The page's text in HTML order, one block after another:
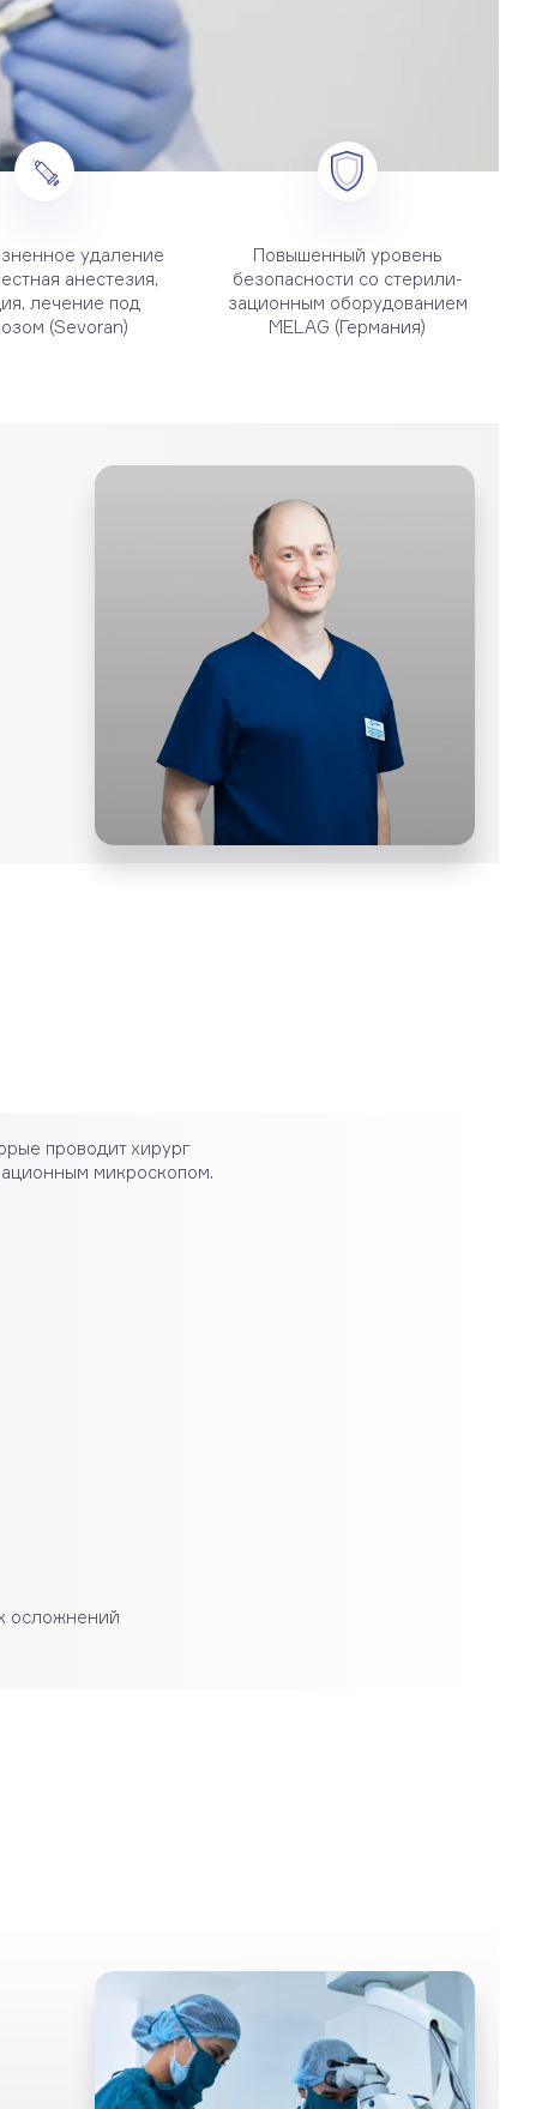
удаление
анестезия,
лечение под
(Sevoran)
Повышенный уровень
безопасности со стерили­
зационным оборудова­нием
MELAG (Германия)
проводит хирург
микроскопом.
осложнений